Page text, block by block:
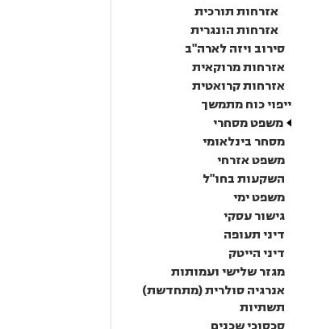
אזרחות תורכית
אזרחות הונגרית
סירוב ויזה לארה"ב
אזרחות מרוקאית
אזרחות קרואטית
ייפוי כוח מתמשך
משפט מסחרי
מסחר בינלאומי
משפט אזרחי
השקעות בחו"ל
משפט ימי
גישור עסקי
דיני תעופה
דיני הייטק
מגזר שלישי ועמותות
אנרגיה סולרית (מתחדשת)
תשתיות